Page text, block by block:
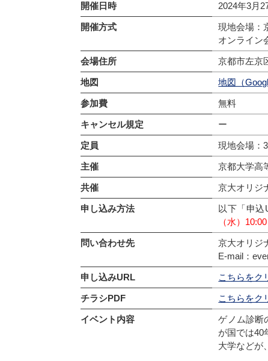
開催日時 2024年3月
開催方式
現地会場：
オンライン
会場住所 京都市左京
地図 地図（
参加費 無料
キャンセル規定 ー
定員 現地会場：
主催 京都大学高
共催 京大オリジ
申し込み方法 以下「申
（水）10:00
問い合わせ先
京大オリジ
E-mail：
申し込みURL こちらをク
チラシPDF こちらをク
イベント内容
ゲノム診断
が国では40
大学などが